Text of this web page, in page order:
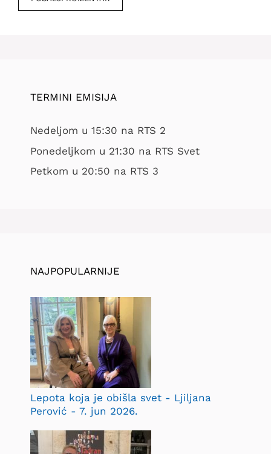
TERMINI EMISIJA
Nedeljom u 15:30 na RTS 2
Ponedeljkom u 21:30 na RTS Svet
Petkom u 20:50 na RTS 3
NAJPOPULARNIJE
Lepota koja je obišla svet - Ljiljana
Perović - 7. jun 2026.